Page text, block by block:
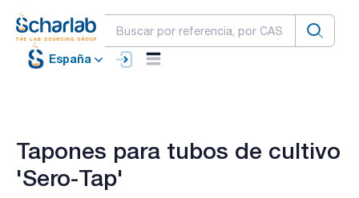
España
Tapones para tubos de cultivo
'Sero-Tap'